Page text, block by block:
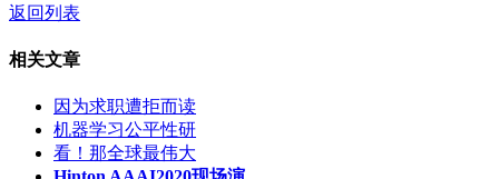
返回列表
相关文章
因为求职遭拒而读
机器学习公平性研
看！那全球最伟大